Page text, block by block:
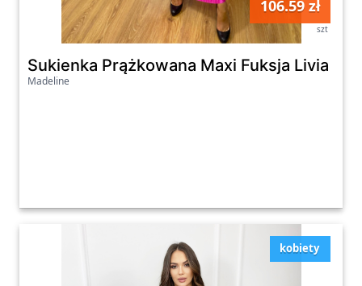
106.59 zł
szt
Sukienka Prążkowana Maxi Fuksja Livia
Madeline
kobiety